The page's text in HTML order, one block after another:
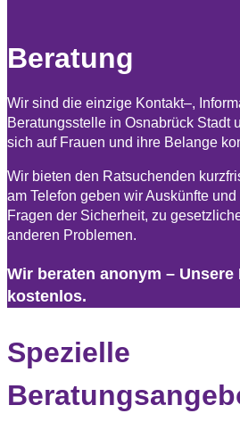
Beratung
Wir sind die einzige Kontakt–,
Beratungsstelle in Osnabrück Stadt
sich auf Frauen und ihre Belange
Wir bieten den Ratsuchenden
am Telefon geben wir Auskünfte
Fragen der Sicherheit, zu
anderen Problemen.
Wir beraten anonym –
kostenlos.
Spezielle